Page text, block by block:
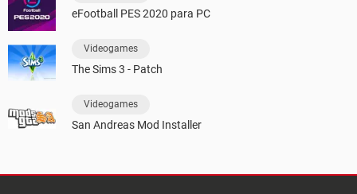
eFootball PES 2020 para PC
Videogames
The Sims 3 - Patch
Videogames
San Andreas Mod Installer